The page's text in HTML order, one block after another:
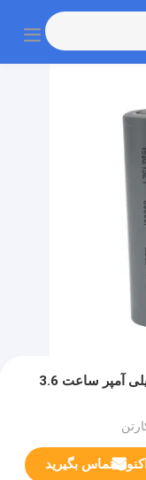
HLY با ظرفیت بالا 18650 باتری 2600 میلی آمپر ساعت 3.6
اکنون تماس بگیرید